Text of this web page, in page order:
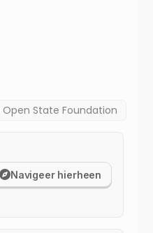
Open State Foundation
Navigeer hierheen